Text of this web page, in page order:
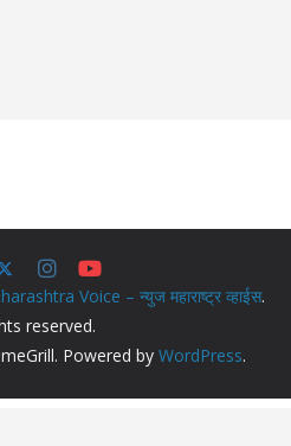
Voice – न्युज महाराष्ट्र व्हाईस.
reserved.
Powered by WordPress.